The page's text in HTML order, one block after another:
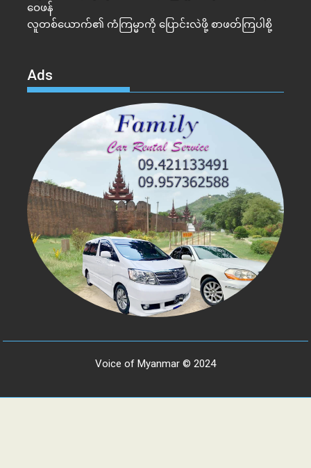
ဝေဖန်
လူတစ်ယောက်၏ ကံကြမ္မာကို ပြောင်းလဲဖို့ စာဖတ်ကြပါစို့
Ads
Voice of Myanmar © 2024